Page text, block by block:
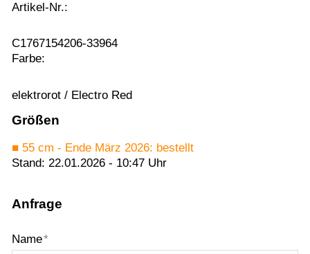
Artikel-Nr.:
C1767154206-33964
Farbe:
elektrorot / Electro Red
Größen
■ 55 cm - Ende März 2026: bestellt
Stand: 22.01.2026 - 10:47 Uhr
Anfrage
Name*